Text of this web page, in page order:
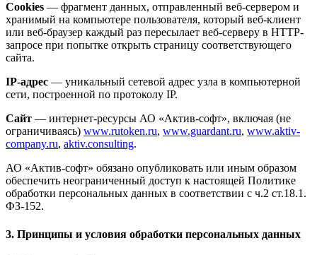
Cookies — фрагмент данных, отправленный веб-сервером и
хранимый на компьютере пользователя, который веб-клиент
или веб-браузер каждый раз пересылает веб-серверу в HTTP-
запросе при попытке открыть страницу соответствующего
сайта.
IP-адрес — уникальный сетевой адрес узла в компьютерной
сети, построенной по протоколу IP.
Сайт — интернет-ресурсы АО «Актив-софт», включая (не
ограничиваясь) www.rutoken.ru, www.guardant.ru, www.aktiv-
company.ru, aktiv.consulting.
АО «Актив-софт» обязано опубликовать или иным образом
обеспечить неограниченный доступ к настоящей Политике
обработки персональных данных в соответствии с ч.2 ст.18.1.
ФЗ-152.
3. Принципы и условия обработки персональных данных